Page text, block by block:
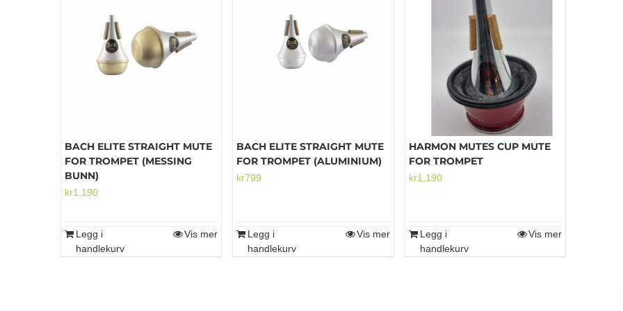
varianter.
Alternativene
kan
varianter.
Alternativene
kan
flere
varianter.
Alternativene
kan
velges
på
produktsiden
BACH ELITE STRAIGHT MUTE
FOR TROMPET (MESSING
BUNN)
kr1,190
Legg i
handlekurv
Vis mer
BACH ELITE STRAIGHT MUTE
FOR TROMPET (ALUMINIUM)
kr799
Legg i
handlekurv
Vis mer
HARMON MUTES CUP MUTE
FOR TROMPET
kr1,190
Legg i
handlekurv
Vis mer